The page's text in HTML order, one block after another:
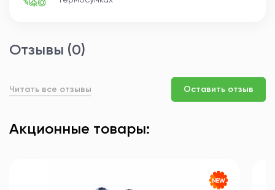
Отзывы (0)
Читать все отзывы Оставить отзыв
Акционные товары: